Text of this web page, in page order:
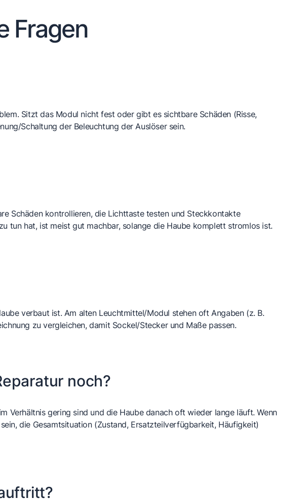
Fragen
Sitzt das Modul nicht fest oder gibt es sichtbare Schäden (Risse,
Schaltung der Beleuchtung der Auslöser sein.
Schäden kontrollieren, die Lichttaste testen und Steckkontakte
tun hat, ist meist gut machbar, solange die Haube komplett stromlos ist.
verbaut ist. Am alten Leuchtmittel/Modul stehen oft Angaben (z. B.
zu vergleichen, damit Sockel/Stecker und Maße passen.
noch?
Verhältnis gering sind und die Haube danach oft wieder lange läuft. Wenn
die Gesamtsituation (Zustand, Ersatzteilverfügbarkeit, Häufigkeit)